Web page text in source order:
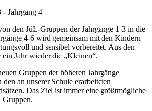
- Jahrgang 4
den JüL-Gruppen der Jahrgänge 1-3 in die
4-6 wird gemeinsam mit den Kindern
und sensibel vorbereitet. Aus den
ein Jahr wieder die „Kleinen“.
Gruppen der höheren Jahrgänge
an unserer Schule erarbeiteten
Das Ziel ist immer eine größtmögliche
Gruppen.